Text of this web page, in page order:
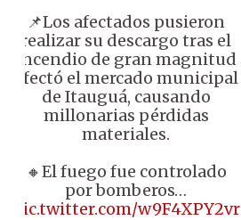
📌Los afectados pusieron
realizar su descargo tras el
incendio de gran magnitud
afectó el mercado municipal
de Itauguá, causando
millonarias pérdidas
materiales.
🔸️El fuego fue controlado
por bomberos…
pic.twitter.com/w9F4XPY2vr